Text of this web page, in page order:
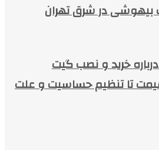
بیهوشی در شرق تهران
خرید و نصب گیت
تا تنظیم حساسیت و علت